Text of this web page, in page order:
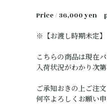
Price / 36,000 yen
※【お渡し時期未定】
こちらの商品は現在
入荷状況がわかり次
ご承知おきの上ご注
何卒よろしくお願い申